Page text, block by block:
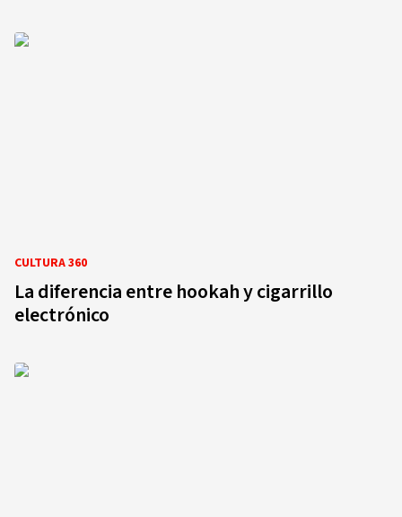
CULTURA 360
La diferencia entre hookah y cigarrillo
electrónico